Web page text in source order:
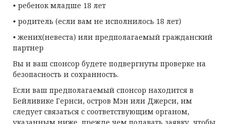
• ребенок младше 18 лет
• родитель (если вам не исполнилось 18 лет)
• жених(невеста) или предполагаемый гражданский
партнер
Вы и ваш спонсор будете подвергнуты проверке на
безопасность и сохранность.
Если ваш предполагаемый спонсор находится в
Бейливике Гернси, остров Мэн или Джерси, им
следует связаться с соответствующим органом,